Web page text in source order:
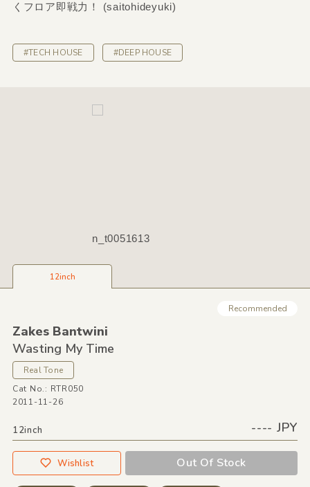
くフロア即戦力！ (saitohideyuki)
#TECH HOUSE #DEEP HOUSE
n_t0051613
12inch
Recommended
Zakes Bantwini
Wasting My Time
Real Tone
Cat No.: RTR050
2011-11-26
12inch ---- JPY
Wishlist Out Of Stock